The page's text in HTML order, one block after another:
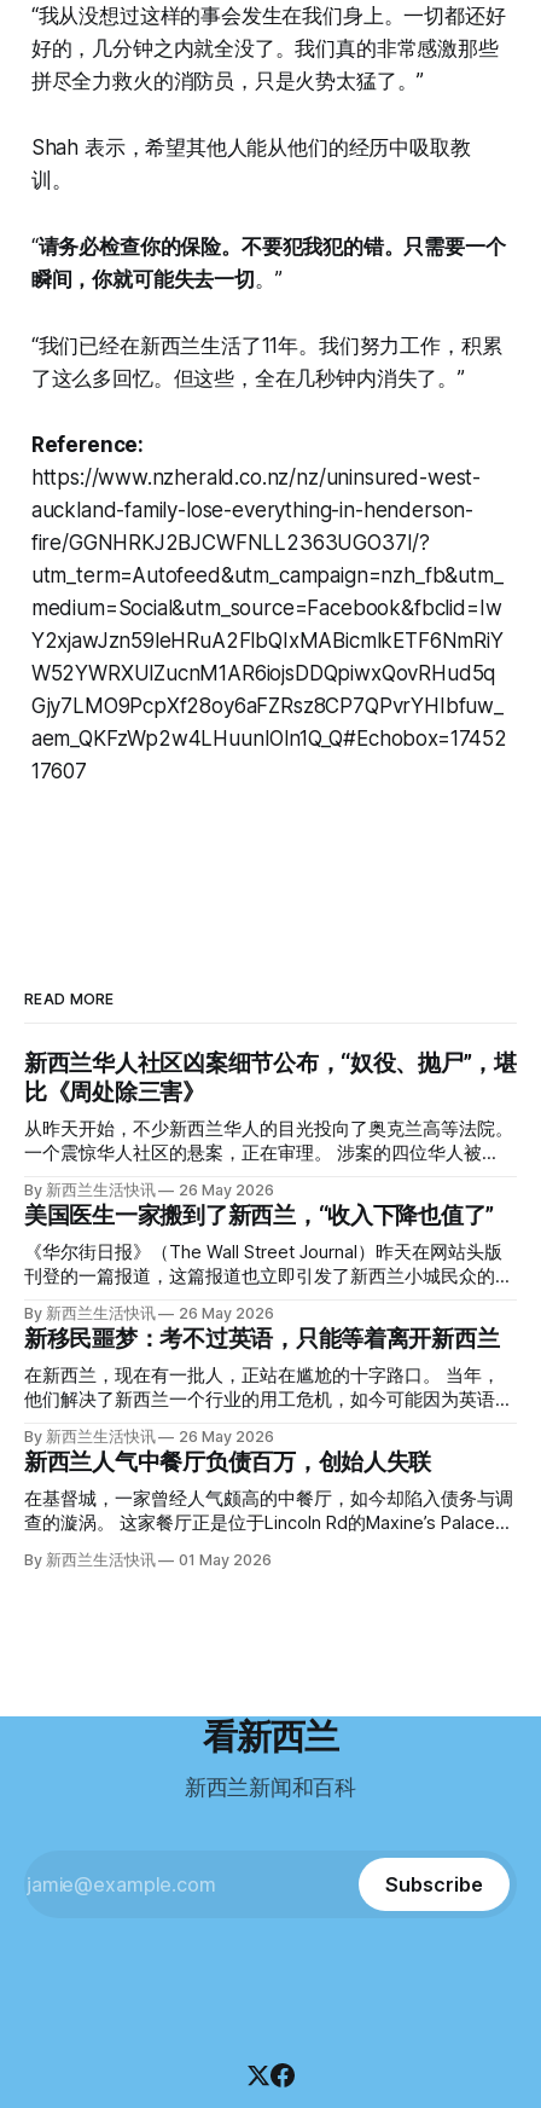
“我从没想过这样的事会发生在我们身上。一切都还好
好的，几分钟之内就全没了。我们真的非常感激那些
拼尽全力救火的消防员，只是火势太猛了。”
Shah 表示，希望其他人能从他们的经历中吸取教
训。
“请务必检查你的保险。不要犯我犯的错。只需要一个
瞬间，你就可能失去一切 。”
“我们已经在新西兰生活了11年。我们努力工作，积累
了这么多回忆。但这些，全在几秒钟内消失了。”
Reference:
https://www.nzherald.co.nz/nz/uninsured-west-
auckland-family-lose-everything-in-henderson-
fire/GGNHRKJ2BJCWFNLL2363UGO37I/?
utm_term=Autofeed&utm_campaign=nzh_fb&utm_
medium=Social&utm_source=Facebook&fbclid=Iw
Y2xjawJzn59leHRuA2FlbQIxMABicmlkETF6NmRiY
W52YWRXUlZucnM1AR6iojsDDQpiwxQovRHud5q
Gjy7LMO9PcpXf28oy6aFZRsz8CP7QPvrYHIbfuw_
aem_QKFzWp2w4LHuunIOln1Q_Q#Echobox=17452
17607
READ MORE
新西兰华人社区凶案细节公布，“奴役、抛尸”，堪
比《周处除三害》
从昨天开始，不少新西兰华人的目光投向了奥克兰高等法院。
一个震惊华人社区的悬案，正在审理。 涉案的四位华人被
告，站在了法庭，被控与一位70岁中国女人的死有关。 事情
的复杂程度，远超人们的想象。 神秘的黑色塑料袋 先让我们
回到2024年3月12日。 新西兰一个名叫Paul Middleton的老
人，在奥克兰Gulf Harbour钓鱼时，发现了一个黑色塑料袋，
里面是一堆衣服。 再扒开衣服，他看到了一只手，一只人
腰部对折，黑色胶带缠着头、手腕和身体，整个人被绑成胎儿
状。 两个10公斤的米袋装满了石头，用胶带死死缠在尸体
上。 死者是亚洲面孔的老年女性，头部、脸、胳膊都有钝器
伤，当时身穿一件“娟燕牌”内衣和黑色长裤。 她是谁？没有人
Operation Parade的案子，开始调查。 米袋泄露秘密 破案的
关键，是两个米袋。这两个塑料米袋里装着用来压住尸体的花
园石头。 每个米袋上都有序列号。 警察一家家查，发现这批
米是在奥克兰北岸一家超市卖的。
By 新西兰生活快讯 26 May 2026
美国医生一家搬到了新西兰，“收入下降也值了”
《华尔街日报》（The Wall Street Journal）昨天在网站头版
刊登的一篇报道，这篇报道也立即引发了新西兰小城民众的兴
趣： “精疲力尽的美国医生，正在离开美国，前往新西兰一座
偏远小镇。” “精疲力尽的美国医生”搬家新西兰 四年前，在加
州拉霍亚（La Jolla）一家医院担任内科医生的Brandon
Williams医生达到了崩溃的边缘。 患者人数激增、医疗人员短
缺、医疗事故诉讼的威胁，以及对患者无力支付医疗费用的忧
（PTSD）。他的其中一位同事甚至因自杀身亡。 他并不想放
弃从医，但他不想再在美国行医了。 于是，他与38岁的妻子
Ellen Williams开始在欧洲寻找更好的选择。 就在那时，他收
到了一封来自新西兰医疗招聘人员的信。 “虽然跑到那个‘与世
义。”现年39岁的加州人Brandon说道。 2024年11月，这家人
By 新西兰生活快讯 26 May 2026
新移民噩梦：考不过英语，只能等着离开新西兰
在新西兰，现在有一批人，正站在尴尬的十字路口。 当年，
他们解决了新西兰一个行业的用工危机，如今可能因为英语考
试，不得不在几年内离开这个国家。 一位移民的无奈感叹：
“如果我们真能考到那个分数，就不会来开公交车了。” 因为英
语，他们一直无法上岸 来自菲律宾的Ryan De Guzman，就是
这批人中的一员。 2023年，当他看到新西兰招聘海外公交司
机的信息时，几乎没有犹豫就提交了申请。 “我听说这里气候
年3月抵达奥克兰。 当时心里盘算着：努力工作两年，申请居
所需的英语门槛。 De Guzman选择了另一项考试——
Pearson Test of English，最终成绩是45分，而申请要求是58
By 新西兰生活快讯 26 May 2026
新西兰人气中餐厅负债百万，创始人失联
在基督城，一家曾经人气颇高的中餐厅，如今却陷入债务与调
查的漩涡。 这家餐厅正是位于Lincoln Rd的Maxine’s Palace。
其背后的公司已进入清算程序，债务总额接近100万纽币，而
引人关注的是——清算人目前无法联系到创始人本人。 今年3
纽币，员工索赔金额仍在核算中。 整体债务规模，已经逼近
这导致公司财务记录尚未完全掌握，资产处置是否合理仍待核
在核查资产出售是否符合市
By 新西兰生活快讯 01 May 2026
看新西兰
新西兰新闻和百科
Subscribe